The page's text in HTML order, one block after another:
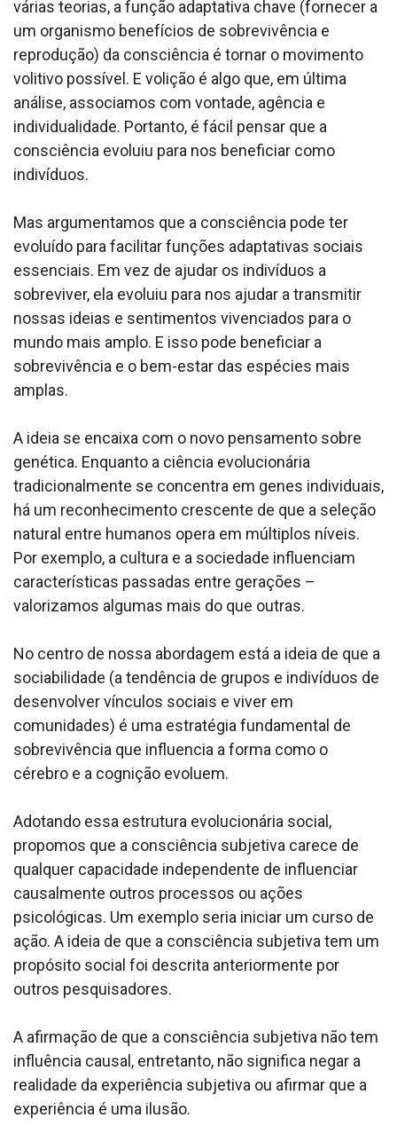
várias teorias, a função adaptativa chave (fornecer a
um organismo benefícios de sobrevivência e
reprodução) da consciência é tornar o movimento
volitivo possível. E volição é algo que, em última
análise, associamos com vontade, agência e
individualidade. Portanto, é fácil pensar que a
consciência evoluiu para nos beneficiar como
indivíduos.
Mas argumentamos que a consciência pode ter
evoluído para facilitar funções adaptativas sociais
essenciais. Em vez de ajudar os indivíduos a
sobreviver, ela evoluiu para nos ajudar a transmitir
nossas ideias e sentimentos vivenciados para o
mundo mais amplo. E isso pode beneficiar a
sobrevivência e o bem-estar das espécies mais
amplas.
A ideia se encaixa com o novo pensamento sobre
genética. Enquanto a ciência evolucionária
tradicionalmente se concentra em genes individuais,
há um reconhecimento crescente de que a seleção
natural entre humanos opera em múltiplos níveis.
Por exemplo, a cultura e a sociedade influenciam
características passadas entre gerações –
valorizamos algumas mais do que outras.
No centro de nossa abordagem está a ideia de que a
sociabilidade (a tendência de grupos e indivíduos de
desenvolver vínculos sociais e viver em
comunidades) é uma estratégia fundamental de
sobrevivência que influencia a forma como o
cérebro e a cognição evoluem.
Adotando essa estrutura evolucionária social,
propomos que a consciência subjetiva carece de
qualquer capacidade independente de influenciar
causalmente outros processos ou ações
psicológicas. Um exemplo seria iniciar um curso de
ação. A ideia de que a consciência subjetiva tem um
propósito social foi descrita anteriormente por
outros pesquisadores.
A afirmação de que a consciência subjetiva não tem
influência causal, entretanto, não significa negar a
realidade da experiência subjetiva ou afirmar que a
experiência é uma ilusão.